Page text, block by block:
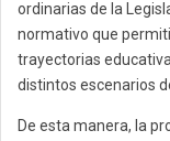
ordinarias de la
normativo que
trayectorias
distintos escenarios
De esta manera, la